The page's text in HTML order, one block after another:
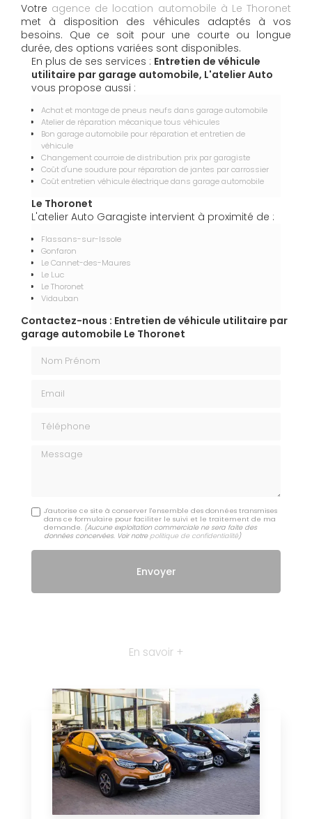
Votre agence de location automobile à Le Thoronet
met à disposition des véhicules adaptés à vos
besoins. Que ce soit pour une courte ou longue
durée, des options variées sont disponibles.
En plus de ses services : Entretien de véhicule
utilitaire par garage automobile, L'atelier Auto
vous propose aussi :
Achat et montage de pneus neufs dans garage automobile
Atelier de réparation mécanique tous véhicules
Bon garage automobile pour réparation et entretien de
véhicule
Changement courroie de distribution prix par garagiste
Coût d'une soudure pour réparation de jantes par carrossier
Coût entretien véhicule électrique dans garage automobile
Le Thoronet
L'atelier Auto Garagiste intervient à proximité de :
Flassans-sur-Issole
Gonfaron
Le Cannet-des-Maures
Le Luc
Le Thoronet
Vidauban
Contactez-nous : Entretien de véhicule utilitaire par
garage automobile Le Thoronet
Message
J'autorise ce site à conserver l'ensemble des données transmises
dans ce formulaire pour faciliter le suivi et le traitement de ma
demande. (Aucune exploitation commerciale ne sera faite des
données concervées. Voir notre politique de confidentialité)
En savoir +